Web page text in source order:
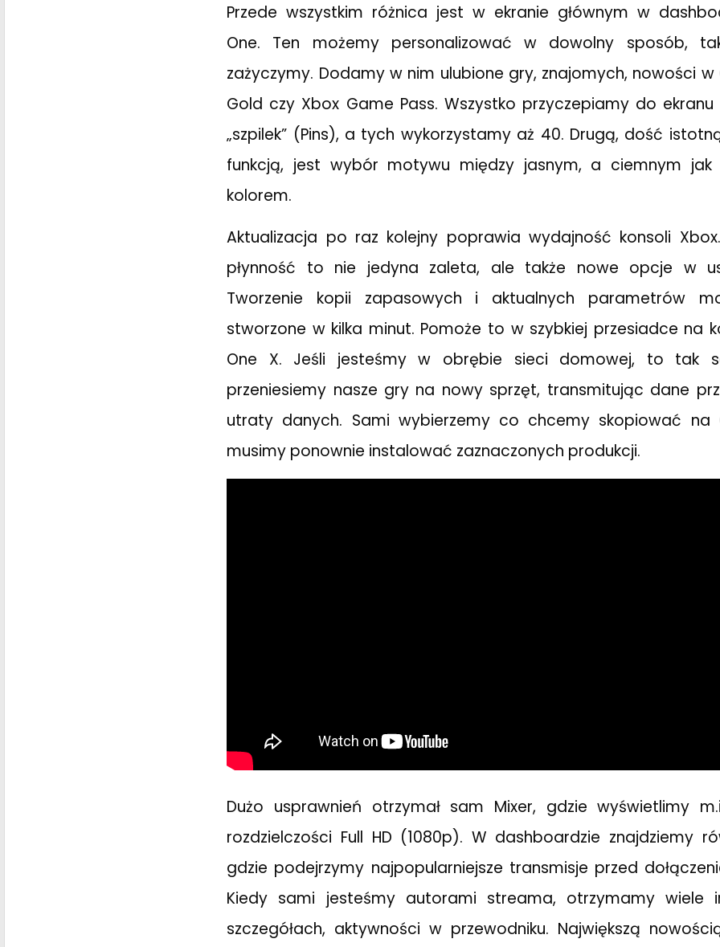
Przede wszystkim różnica jest w ekranie głównym w
One. Ten możemy personalizować w dowolny sposób,
zażyczymy. Dodamy w nim ulubione gry, znajomych, nowości
Gold czy Xbox Game Pass. Wszystko przyczepiamy do
„szpilek” (Pins), a tych wykorzystamy aż 40. Drugą, dość
funkcją, jest wybór motywu między jasnym, a ciemnym jak
kolorem.
Aktualizacja po raz kolejny poprawia wydajność konsoli
płynność to nie jedyna zaleta, ale także nowe opcje w
Tworzenie kopii zapasowych i aktualnych parametrów
stworzone w kilka minut. Pomoże to w szybkiej przesiadce na
One X. Jeśli jesteśmy w obrębie sieci domowej, to tak
przeniesiemy nasze gry na nowy sprzęt, transmitując dane
utraty danych. Sami wybierzemy co chcemy skopiować na
musimy ponownie instalować zaznaczonych produkcji.
Dużo usprawnień otrzymał sam Mixer, gdzie wyświetlimy
rozdzielczości Full HD (1080p). W dashboardzie znajdziemy
gdzie podejrzymy najpopularniejsze transmisje przed
Kiedy sami jesteśmy autorami streama, otrzymamy wiele
szczegółach, aktywności w przewodniku. Największą